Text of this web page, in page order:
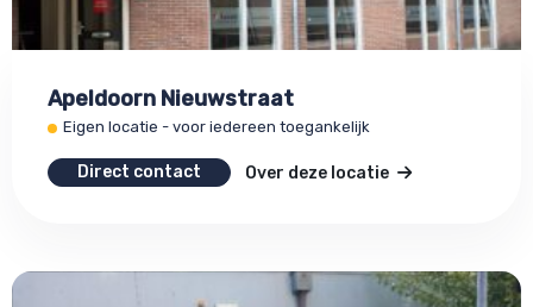
Apeldoorn Nieuwstraat
Eigen locatie - voor iedereen toegankelijk
Direct contact Over deze locatie